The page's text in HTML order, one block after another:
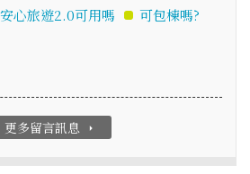
安心旅遊2.0可用嗎 可包棟嗎?
更多留言訊息 arrow_right